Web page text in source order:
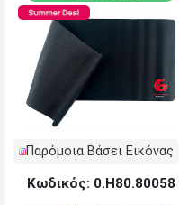
Παρόμοια Βάσει Εικόνας
Κωδικός: 0.Η80.80058